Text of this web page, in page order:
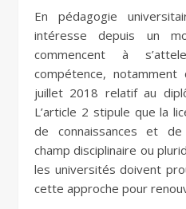
En pédagogie
intéresse depuis un
commencent à
compétence,
juillet 2018 relatif au
L’article 2 stipule que la
de connaissances et
champ disciplinaire ou
les universités doivent
cette approche pour